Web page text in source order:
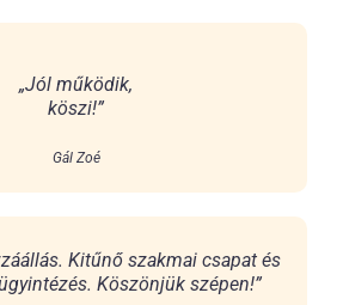
„Jól működik,
köszi!”
Gál Zoé
Kitűnő szakmai csapat és
Köszönjük szépen!”